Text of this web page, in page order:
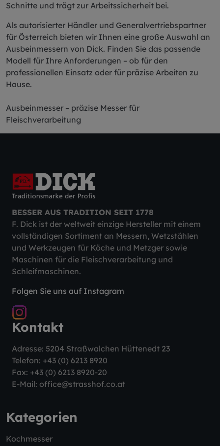
Schnitte und trägt zur Arbeitssicherheit bei.
Als autorisierter Händler und Generalvertriebspartner
für Österreich bieten wir Ihnen eine große Auswahl an
Ausbeinmessern von Dick. Finden Sie das passende
Modell für Ihre Anforderungen – ob für den
professionellen Einsatz oder für präzise Arbeiten zu
Hause.
Ausbeinmesser – präzise Messer für
Fleischverarbeitung
BESSER AUS TRADITION SEIT 1778
F. Dick ist der weltweit einzige Hersteller mit einem
vollständigen Sortiment an Messern, Wetzstählen
und Werkzeugen für Köche und Metzger sowie
Maschinen für die Fleischverarbeitung und
Schleifmaschinen.
Folgen Sie uns auf Instagram
Kontakt
Adresse: 5204 Straßwalchen Hüttenedt 23
Telefon: +43 (0) 6213 8920
Fax: +43 (0) 6213 8920-20
E-Mail: office@strasshof.co.at
Kategorien
Kochmesser